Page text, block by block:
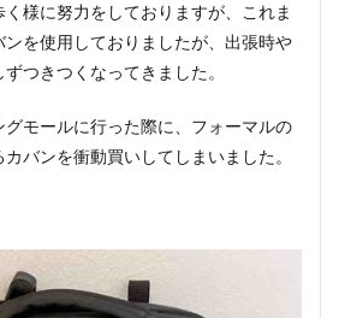
様に努力をしておりますが、これま
を使用しておりましたが、出張時や
つきつくなってきました。
モールに行った際に、フォーマルの
バンを衝動買いしてしまいました。